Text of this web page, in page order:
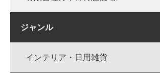
ジャンル
インテリア・日用雑貨